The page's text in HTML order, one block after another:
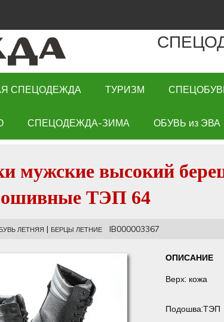
СПЕЦОДЕЖДА ТУРИЗМ
СПЕЦОДЕЖДА-ЗИМА ОБУВЬ из ЭВА
мужские высокий
ТЭП 64
ЛЕТНЯЯ | БЕРЦЫ ЛЕТНИЕ IB000003367
ОПИСАНИЕ
Верх: кожа
Подошва:ТЭП